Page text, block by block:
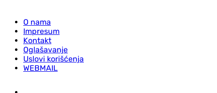
O nama
Impresum
Kontakt
Oglašavanje
Uslovi korišćenja
WEBMAIL